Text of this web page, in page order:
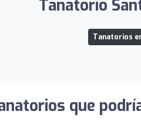
Tanatorio
Tanatorios
que